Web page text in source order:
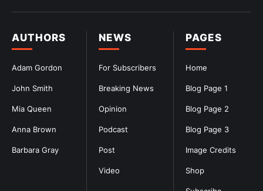
PAGES
Home
Blog Page 1
Blog Page 2
Blog Page 3
Image Credits
Shop
NEWS
For Subscribers
Breaking News
Opinion
Podcast
Post
Video
AUTHORS
Adam Gordon
John Smith
Mia Queen
Anna Brown
Barbara Gray